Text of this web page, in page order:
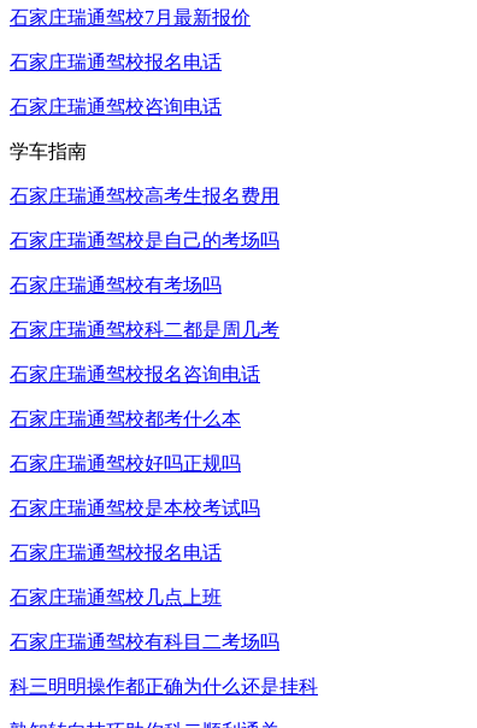
石家庄瑞通驾校7月最新报价
石家庄瑞通驾校报名电话
石家庄瑞通驾校咨询电话
学车指南
石家庄瑞通驾校高考生报名费用
石家庄瑞通驾校是自己的考场吗
石家庄瑞通驾校有考场吗
石家庄瑞通驾校科二都是周几考
石家庄瑞通驾校报名咨询电话
石家庄瑞通驾校都考什么本
石家庄瑞通驾校好吗正规吗
石家庄瑞通驾校是本校考试吗
石家庄瑞通驾校报名电话
石家庄瑞通驾校几点上班
石家庄瑞通驾校有科目二考场吗
科三明明操作都正确为什么还是挂科